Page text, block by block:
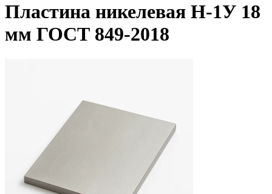
Пластина никелевая Н-1У 18
мм ГОСТ 849-2018